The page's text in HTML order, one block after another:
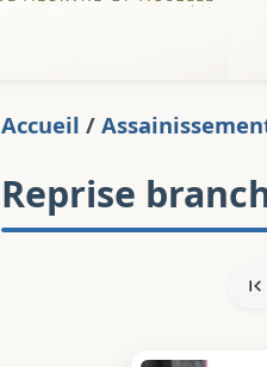
Accueil /
Reprise